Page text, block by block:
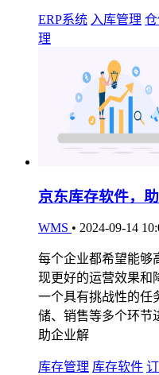
ERP系统 入库管理
理
京东库存软件，
WMS • 2024-09-14
每个企业都希望能够
现更好的运营效果和
一个具有挑战性的任
储、销售等多个环节
助企业解
库存管理 库存软件